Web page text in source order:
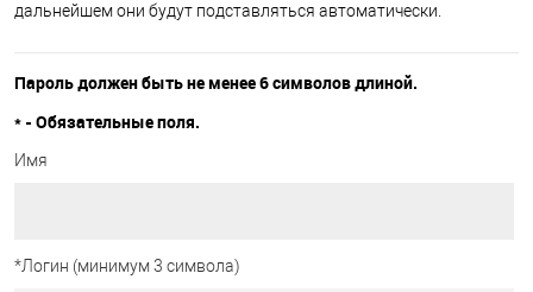
дальнейшем они будут подставляться автоматически.
Пароль должен быть не менее 6 символов длиной.
* - Обязательные поля.
Имя
*Логин (минимум 3 символа)